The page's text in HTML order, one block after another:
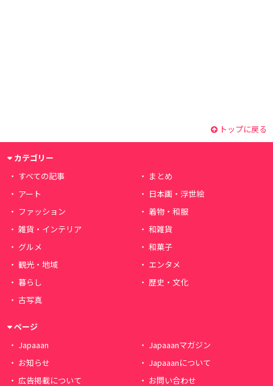
トップに戻る
カテゴリー
すべての記事
まとめ
アート
日本画・浮世絵
ファッション
着物・和服
雑貨・インテリア
和雑貨
グルメ
和菓子
観光・地域
エンタメ
暮らし
歴史・文化
古写真
ページ
Japaaan
Japaaanマガジン
お知らせ
Japaaanについて
広告掲載について
お問い合わせ